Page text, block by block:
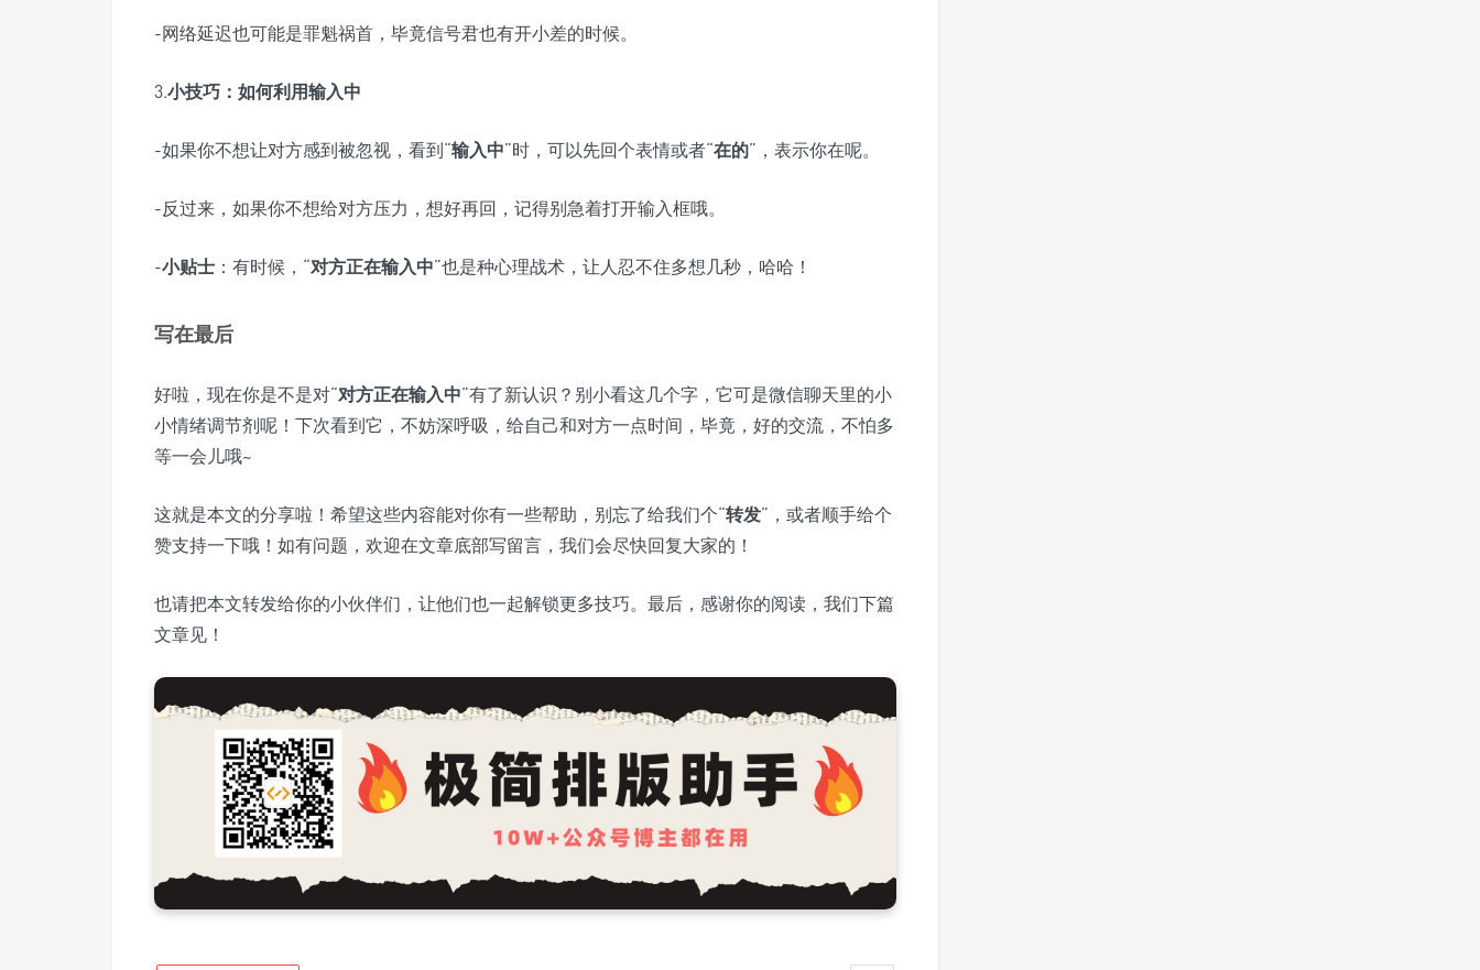
-网络延迟也可能是罪魁祸首，毕竟信号君也有开小差的时候。
3.小技巧：如何利用输入中
-如果你不想让对方感到被忽视，看到“输入中”时，可以先回个表情或者“在的”，表示你在呢。
-反过来，如果你不想给对方压力，想好再回，记得别急着打开输入框哦。
-小贴士 ：有时候，“对方正在输入中”也是种心理战术，让人忍不住多想几秒，哈哈！
写在最后
好啦，现在你是不是对“对方正在输入中”有了新认识？别小看这几个字，它可是微信聊天里的小
小情绪调节剂呢！下次看到它，不妨深呼吸，给自己和对方一点时间，毕竟，好的交流，不怕多
等一会儿哦~
这就是本文的分享啦！希望这些内容能对你有一些帮助，别忘了给我们个“转发”，或者顺手给个
赞支持一下哦！如有问题，欢迎在文章底部写留言，我们会尽快回复大家的！
也请把本文转发给你的小伙伴们，让他们也一起解锁更多技巧。最后，感谢你的阅读，我们下篇
文章见！